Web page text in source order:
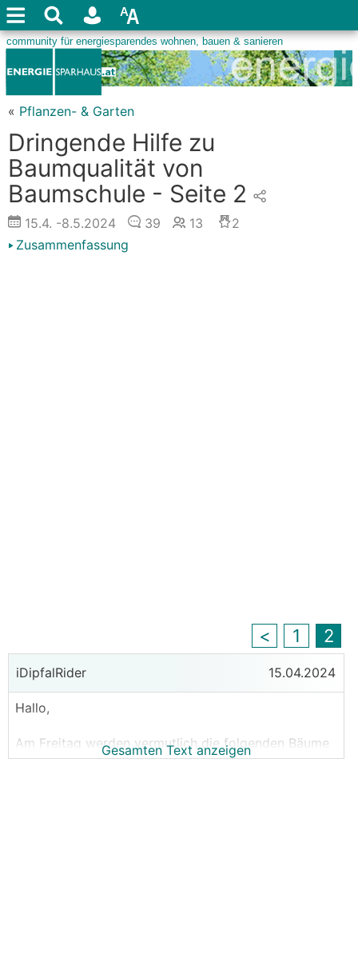
« Pflanzen- & Garten
Dringende Hilfe zu
Baumqualität von
Baumschule - Seite 2
15.4. -8.5.2024 39 13
2
Zusammenfassung
< 1 2
iDipfalRider 15.04.2024
Hallo,
Am Freitag werden vermutlich die folgenden Bäume
geliefert und ich habe diese ohne Ahnung von
Gesamten Text anzeigen